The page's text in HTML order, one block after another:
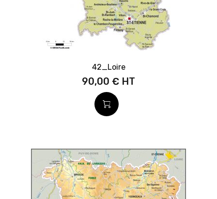
42_Loire
90,00 €